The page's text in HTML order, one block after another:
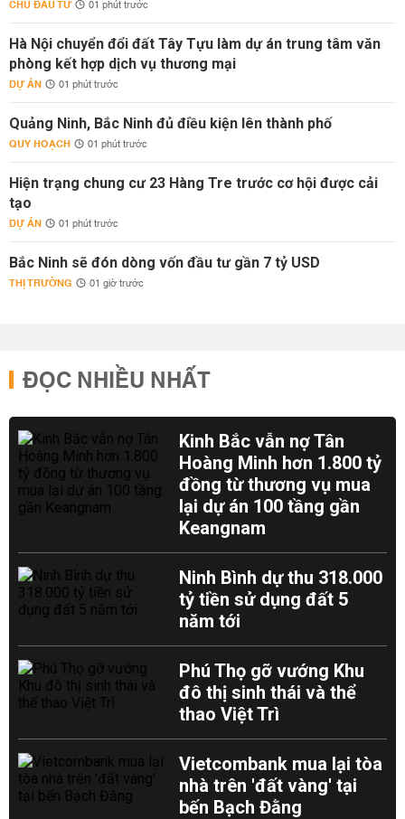
CHỦ ĐẦU TƯ 01 phút trước
Hà Nội chuyển đổi đất Tây Tựu làm dự án trung tâm văn
phòng kết hợp dịch vụ thương mại
DỰ ÁN 01 phút trước
Quảng Ninh, Bắc Ninh đủ điều kiện lên thành phố
QUY HOẠCH 01 phút trước
Hiện trạng chung cư 23 Hàng Tre trước cơ hội được cải
tạo
DỰ ÁN 01 phút trước
Bắc Ninh sẽ đón dòng vốn đầu tư gần 7 tỷ USD
THỊ TRƯỜNG 01 giờ trước
ĐỌC NHIỀU NHẤT
Kinh Bắc vẫn nợ Tân
Hoàng Minh hơn 1.800 tỷ
đồng từ thương vụ mua
lại dự án 100 tầng gần
Keangnam
Ninh Bình dự thu 318.000
tỷ tiền sử dụng đất 5
năm tới
Phú Thọ gỡ vướng Khu
đô thị sinh thái và thể
thao Việt Trì
Vietcombank mua lại tòa
nhà trên 'đất vàng' tại
bến Bạch Đằng